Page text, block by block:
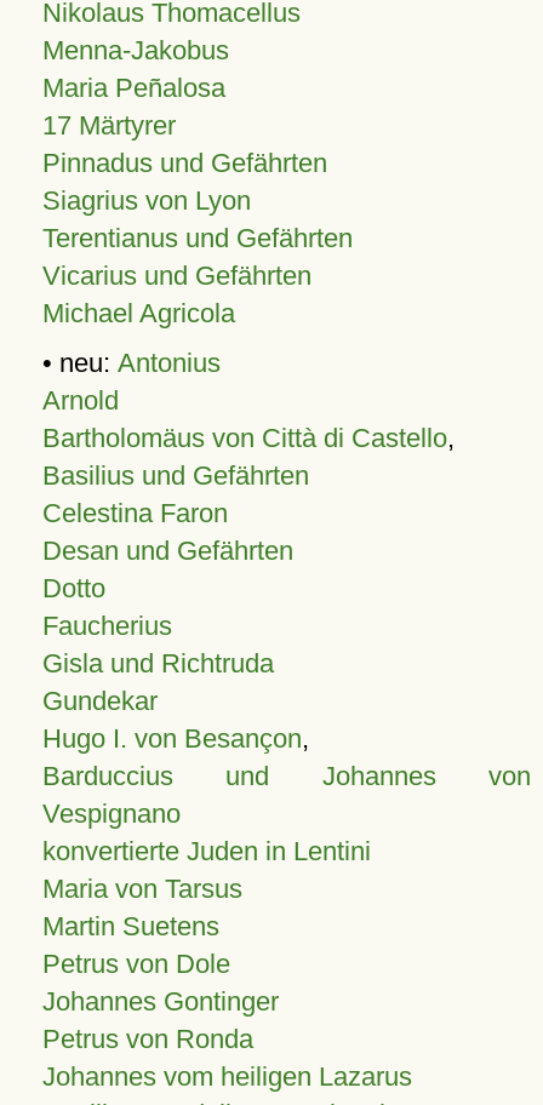
Nikolaus Thomacellus
Menna-Jakobus
Maria Peñalosa
17 Märtyrer
Pinnadus und Gefährten
Siagrius von Lyon
Terentianus und Gefährten
Vicarius und Gefährten
Michael Agricola
• neu: Antonius
Arnold
Bartholomäus von Città di Castello,
Basilius und Gefährten
Celestina Faron
Desan und Gefährten
Dotto
Faucherius
Gisla und Richtruda
Gundekar
Hugo I. von Besançon,
Barduccius und Johannes von
Vespignano
konvertierte Juden in Lentini
Maria von Tarsus
Martin Suetens
Petrus von Dole
Johannes Gontinger
Petrus von Ronda
Johannes vom heiligen Lazarus